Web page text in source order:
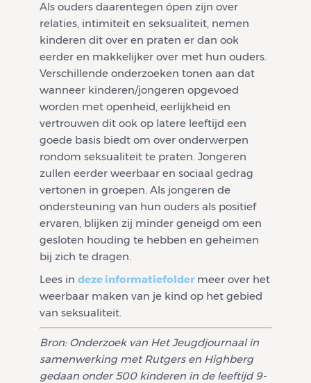
Als ouders daarentegen ópen zijn over
relaties, intimiteit en seksualiteit, nemen
kinderen dit over en praten er dan ook
eerder en makkelijker over met hun ouders.
Verschillende onderzoeken tonen aan dat
wanneer kinderen/jongeren opgevoed
worden met openheid, eerlijkheid en
vertrouwen dit ook op latere leeftijd een
goede basis biedt om over onderwerpen
rondom seksualiteit te praten. Jongeren
zullen eerder weerbaar en sociaal gedrag
vertonen in groepen. Als jongeren de
ondersteuning van hun ouders als positief
ervaren, blijken zij minder geneigd om een
gesloten houding te hebben en geheimen
bij zich te dragen.
Lees in deze informatiefoldermeer over het
weerbaar maken van je kind op het gebied
van seksualiteit.
Bron: Onderzoek van Het Jeugdjournaal in
samenwerking met Rutgers en Highberg
gedaan onder 500 kinderen in de leeftijd 9-